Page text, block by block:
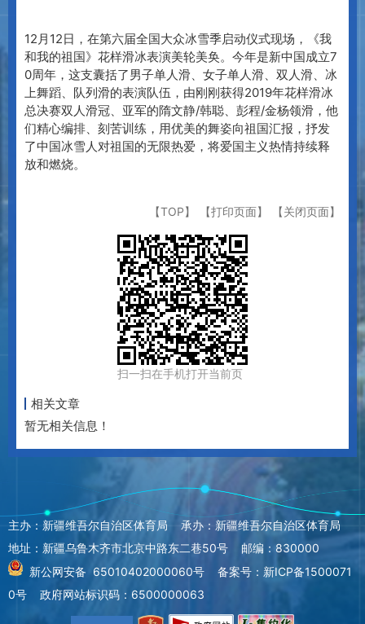
12月12日，在第六届全国大众冰雪季启动仪式现场，《我
和我的祖国》花样滑冰表演美轮美奂。 今年是新中国成立7
0周年，这支囊括了男子单人滑、女子单人滑、双人滑、冰
上舞蹈、队列滑的表演队伍，由刚刚获得2019年花样滑冰
总决赛双人滑冠、亚军的隋文静/韩聪、彭程/金杨领滑，他
们精心编排、刻苦训练，用优美的舞姿向祖国汇报，抒发
了中国冰雪人对祖国的无限热爱，将爱国主义热情持续释
放和燃烧。
【TOP】 【打印页面】 【关闭页面】
扫一扫在手机打开当前页
相关文章
暂无相关信息！
主办：新疆维吾尔自治区体育局 承办：新疆维吾尔自治区体育局
地址：新疆乌鲁木齐市北京中路东二巷50号 邮编：830000
新公网安备 65010402000060号
备案号：新ICP备1500071
0号 政府网站标识码：6500000063